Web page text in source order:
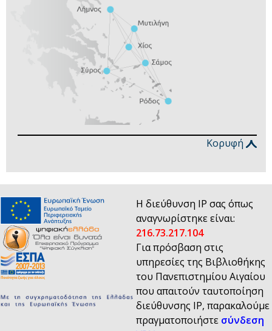
Κορυφή
Η διεύθυνση IP σας όπως
αναγνωρίστηκε είναι:
216.73.217.104
Για πρόσβαση στις
υπηρεσίες της Βιβλιοθήκης
του Πανεπιστημίου Αιγαίου
που απαιτούν ταυτοποίηση
διεύθυνσης IP, παρακαλούμε
πραγματοποιήστε σύνδεση